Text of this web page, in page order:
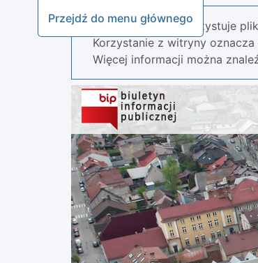
Przejdź do menu głównego
Nasza strona wykorzystuje
Korzystanie z witryny
Więcej informacji można